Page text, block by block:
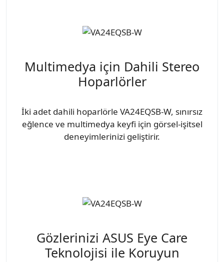
Multimedya için Dahili Stereo
Hoparlörler
İki adet dahili hoparlörle VA24EQSB-W, sınırsız
eğlence ve multimedya keyfi için görsel-işitsel
deneyimlerinizi geliştirir.
Gözlerinizi ASUS Eye Care
Teknolojisi ile Koruyun